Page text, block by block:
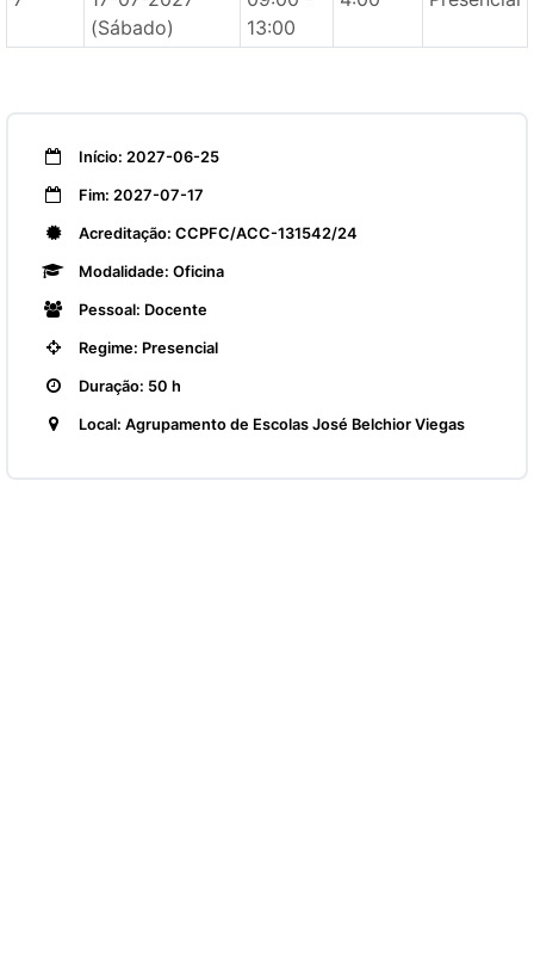
(Sábado)
13:00
Início: 2027-06-25
Fim: 2027-07-17
Acreditação: CCPFC/ACC-131542/24
Modalidade: Oficina
Pessoal: Docente
Regime: Presencial
Duração: 50 h
Local: Agrupamento de Escolas José Belchior Viegas